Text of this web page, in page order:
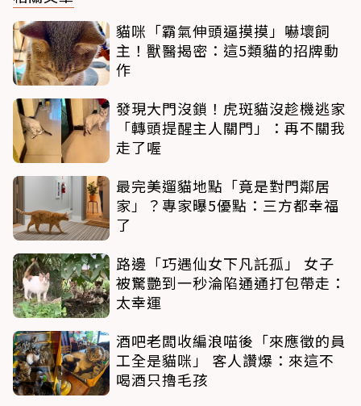
貓咪「霸氣伸頭逼摸摸」嚇壞飼
主！獸醫揭密：這5類貓的招牌動
作
發現大門沒鎖！虎斑貓沒趁機逃家
「轉頭提醒主人關門」：再不關我
走了喔
最完美遛貓地點「竟是對門鄰居
家」？專家曝5優點：三方都幸福
了
路邊「巧遇仙女下凡託孤」 女子
被驚艷到一秒淪陷通通打包帶走：
太幸運
酒吧老闆收編浪喵後「來應徵的員
工全是貓咪」 客人讚爆：來這不
喝酒只擼毛孩